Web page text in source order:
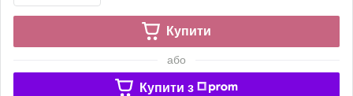
Купити
або
Купити з